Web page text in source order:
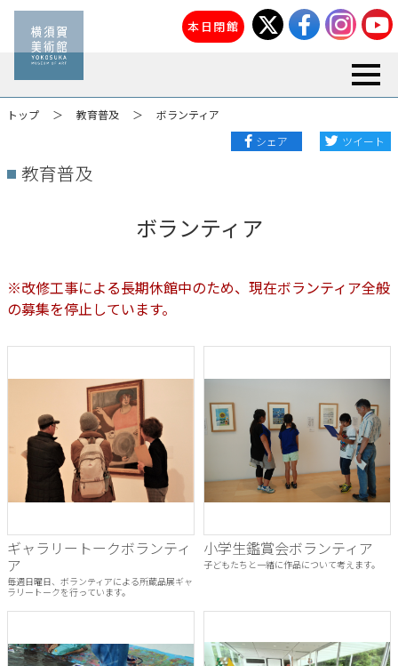
本日閉館
トップ 教育普及
ボランティア
シェア
ツイート
教育普及
ボランティア
※改修工事による長期休館中のため、現在ボランティア全般
の募集を停止しています。
ギャラリートークボランティ
ア
毎週日曜日、ボランティアによる所蔵品展ギャ
ラリートークを行っています。
小学生鑑賞会ボランティア
子どもたちと一緒に作品について考えます。